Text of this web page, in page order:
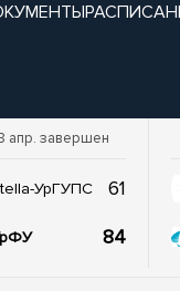
апр. завершен
УрГУПС 61
84